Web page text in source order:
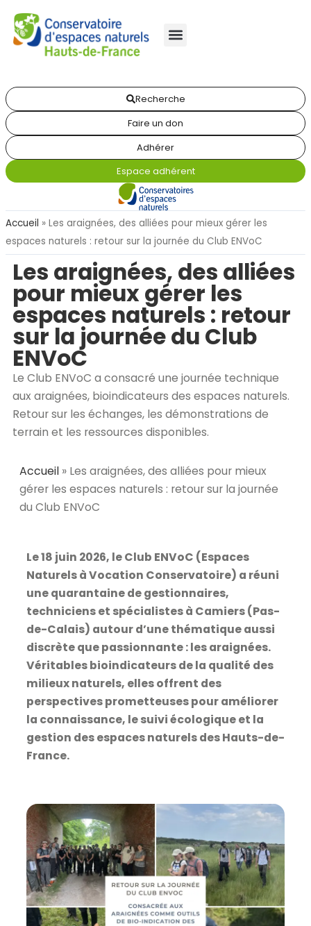
Recherche
Faire un don
Adhérer
Espace adhérent
Accueil » Les araignées, des alliées pour mieux gérer les
espaces naturels : retour sur la journée du Club ENVoC
Les araignées, des alliées
pour mieux gérer les
espaces naturels : retour
sur la journée du Club
ENVoC
Le Club ENVoC a consacré une journée technique
aux araignées, bioindicateurs des espaces naturels.
Retour sur les échanges, les démonstrations de
terrain et les ressources disponibles.
Accueil » Les araignées, des alliées pour mieux
gérer les espaces naturels : retour sur la journée
du Club ENVoC
Le 18 juin 2026, le Club ENVoC (Espaces
Naturels à Vocation Conservatoire) a réuni
une quarantaine de gestionnaires,
techniciens et spécialistes à Camiers (Pas-
de-Calais) autour d’une thématique aussi
discrète que passionnante : les araignées.
Véritables bioindicateurs de la qualité des
milieux naturels, elles offrent des
perspectives prometteuses pour améliorer
la connaissance, le suivi écologique et la
gestion des espaces naturels des Hauts-de-
France.